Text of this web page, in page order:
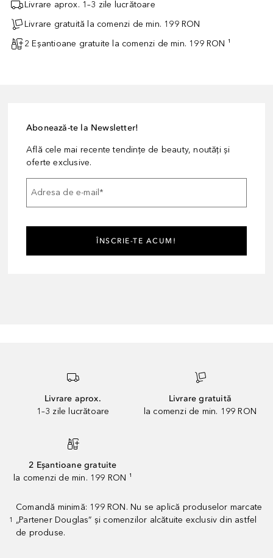
Livrare aprox. 1–3 zile lucrătoare
Livrare gratuită la comenzi de min. 199 RON
2 Eșantioane gratuite la comenzi de min. 199 RON ¹
Abonează-te la Newsletter!
Află cele mai recente tendințe de beauty, noutăți și
oferte exclusive.
Adresa de e-mail*
ÎNSCRIE-TE ACUM!
Livrare aprox.
1–3 zile lucrătoare
Livrare gratuită
la comenzi de min. 199 RON
2 Eșantioane gratuite
la comenzi de min. 199 RON ¹
1
Comandă minimă: 199 RON. Nu se aplică produselor marcate
„Partener Douglas” și comenzilor alcătuite exclusiv din astfel
de produse.